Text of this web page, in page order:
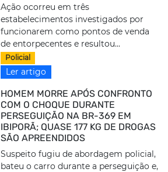
Ação ocorreu em três
estabelecimentos investigados por
funcionarem como pontos de venda
de entorpecentes e resultou...
Policial
Ler artigo
HOMEM MORRE APÓS CONFRONTO
COM O CHOQUE DURANTE
PERSEGUIÇÃO NA BR-369 EM
IBIPORÃ; QUASE 177 KG DE DROGAS
SÃO APREENDIDOS
Suspeito fugiu de abordagem policial,
bateu o carro durante a perseguição e,